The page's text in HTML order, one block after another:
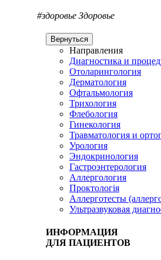
#здоровье Здоровье
Вернуться
Направления
Диагностика и
Отоларингология
Дерматология
Офтальмология
Трихология
Флебология
Гинекология
Травматология и
Урология
Эндокринология
Гастроэнтерология
Аллергология
Проктологія
Аллерготесты
Ультразвуковая
ИНФОРМАЦИЯ
ДЛЯ ПАЦИЕНТОВ